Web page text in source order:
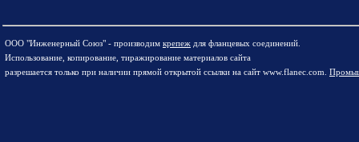
ООО "Инженерный Союз" - производим крепеж для фланцевых соединений.
Использование, копирование, тиражирование материалов сайта
разрешается только при наличии прямой открытой ссылки на сайт www.flanec.com.